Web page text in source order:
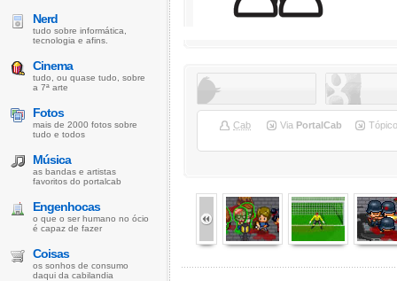
Cab Via PortalCab
Nerd
tudo sobre informática,
tecnologia e afins.
Cinema
tudo, ou quase tudo, sobre
a 7ª arte
Fotos
mais de 2000 fotos sobre
tudo e todos
Música
as bandas e artistas
favoritos do portalcab
Engenhocas
o que o ser humano no ócio
é capaz de fazer
Coisas
os sonhos de consumo
daqui da cabilandia